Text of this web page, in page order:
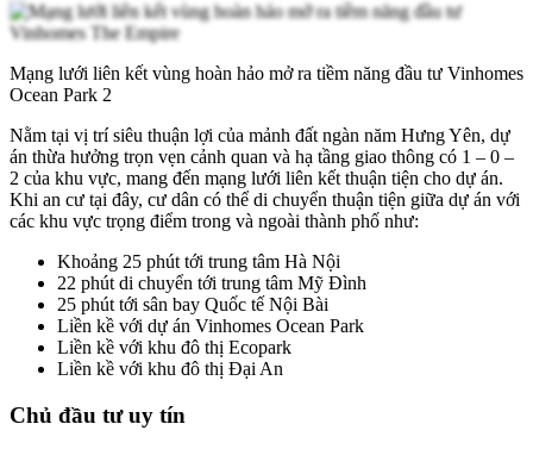
Mạng lưới liên kết vùng hoàn hảo mở ra tiềm năng đầu tư Vinhomes
Ocean Park 2
Nằm tại vị trí siêu thuận lợi của mảnh đất ngàn năm Hưng Yên, dự
án thừa hưởng trọn vẹn cảnh quan và hạ tầng giao thông có 1 – 0 –
2 của khu vực, mang đến mạng lưới liên kết thuận tiện cho dự án.
Khi an cư tại đây, cư dân có thể di chuyển thuận tiện giữa dự án với
các khu vực trọng điểm trong và ngoài thành phố như:
Khoảng 25 phút tới trung tâm Hà Nội
22 phút di chuyển tới trung tâm Mỹ Đình
25 phút tới sân bay Quốc tế Nội Bài
Liền kề với dự án Vinhomes Ocean Park
Liền kề với khu đô thị Ecopark
Liền kề với khu đô thị Đại An
Chủ đầu tư uy tín